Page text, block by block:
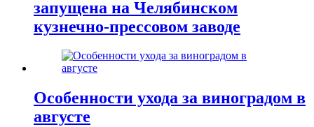
запущена на Челябинском
кузнечно-прессовом заводе
Особенности ухода за виноградом в
августе